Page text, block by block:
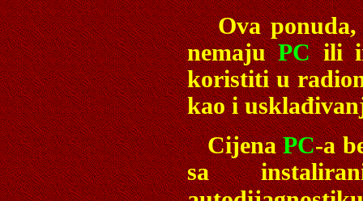
Ova ponuda,
nemajuPCili
koristiti u
kao i
CijenaPC-a
sa